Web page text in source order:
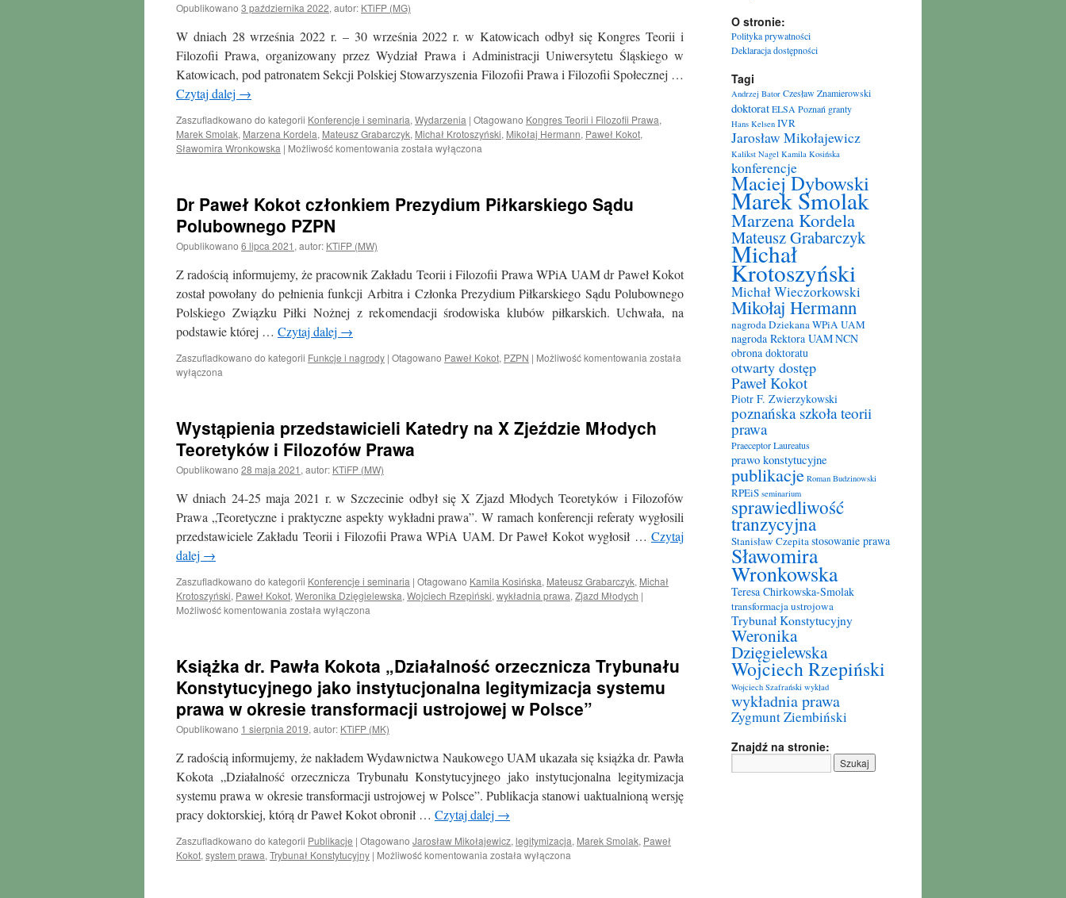
Kongresie
Prawa
Sportowego
i
Socjologii
Opublikowano 3 października 2022, autor: KTiFP (MG)
W dniach 28 września 2022 r. – 30 września 2022 r. w Katowicach odbył się Kongres Teorii i
Filozofii Prawa, organizowany przez Wydział Prawa i Administracji Uniwersytetu Śląskiego w
Katowicach, pod patronatem Sekcji Polskiej Stowarzyszenia Filozofii Prawa i Filozofii Społecznej …
Czytaj dalej →
Zaszufladkowano do kategorii Konferencje i seminaria, Wydarzenia | Otagowano Kongres Teorii i Filozofii Prawa,
Marek Smolak, Marzena Kordela, Mateusz Grabarczyk, Michał Krotoszyński, Mikołaj Hermann, Paweł Kokot,
Sławomira Wronkowska | Możliwość komentowania Członkowie
Teorii
została wyłączona
Dr Paweł Kokot członkiem Prezydium Piłkarskiego Sądu
Polubownego PZPN
Opublikowano 6 lipca 2021 , autor: KTiFP (MW)
Z radością informujemy, że pracownik Zakładu Teorii i Filozofii Prawa WPiA UAM dr Paweł Kokot
został powołany do pełnienia funkcji Arbitra i Członka Prezydium Piłkarskiego Sądu Polubownego
Polskiego Związku Piłki Nożnej z rekomendacji środowiska klubów piłkarskich. Uchwała, na
podstawie której … Czytaj dalej →
Zaszufladkowano do kategorii Funkcje i nagrody | Otagowano Paweł Kokot, PZPN | Możliwość komentowania Dr
Piłkarskiego
została
wyłączona
Wystąpienia przedstawicieli Katedry na X Zjeździe Młodych
Teoretyków i Filozofów Prawa
Opublikowano 28 maja 2021 , autor: KTiFP (MW)
W dniach 24-25 maja 2021 r. w Szczecinie odbył się X Zjazd Młodych Teoretyków i Filozofów
Prawa „Teoretyczne i praktyczne aspekty wykładni prawa”. W ramach konferencji referaty wygłosili
przedstawiciele Zakładu Teorii i Filozofii Prawa WPiA UAM. Dr Paweł Kokot wygłosił … Czytaj
dalej →
Zaszufladkowano do kategorii Konferencje i seminaria | Otagowano Kamila Kosińska, Mateusz Grabarczyk, Michał
Krotoszyński, Paweł Kokot, Weronika Dzięgielewska, Wojciech Rzepiński, wykładnia prawa, Zjazd Młodych |
Możliwość komentowania Wystąpienia
X
Zjeździe
Młodych
Teoretyków
i
Filozofów
Prawa
została wyłączona
Książka dr. Pawła Kokota „Działalność orzecznicza Trybunału
Konstytucyjnego jako instytucjonalna legitymizacja systemu
prawa w okresie transformacji ustrojowej w Polsce”
Opublikowano 1 sierpnia 2019, autor: KTiFP (MK)
Z radością informujemy, że nakładem Wydawnictwa Naukowego UAM ukazała się książka dr. Pawła
Kokota „Działalność orzecznicza Trybunału Konstytucyjnego jako instytucjonalna legitymizacja
systemu prawa w okresie transformacji ustrojowej w Polsce”. Publikacja stanowi uaktualnioną wersję
pracy doktorskiej, którą dr Paweł Kokot obronił … Czytaj dalej →
Zaszufladkowano do kategorii Publikacje | Otagowano Jarosław Mikołajewicz, legitymizacja, Marek Smolak, Paweł
Kokot, system prawa, Trybunał Konstytucyjny | Możliwość komentowania Książka
została wyłączona
O stronie:
Polityka prywatności
Deklaracja dostępności
Tagi
Andrzej Bator Czesław Znamierowski
doktoratELSA Poznań granty
Hans Kelsen IVR
Jarosław Mikołajewicz
Kalikst Nagel Kamila Kosińska
konferencje
Maciej Dybowski
Marek Smolak
Marzena Kordela
Mateusz Grabarczyk
Michał
Krotoszyński
Michał Wieczorkowski
Mikołaj Hermann
nagroda Dziekana WPiA UAM
nagroda Rektora UAMNCN
obrona doktoratu
otwarty dostęp
Paweł Kokot
Piotr F. Zwierzykowski
poznańska szkoła teorii
prawa
Praeceptor Laureatus
prawo konstytucyjne
publikacje Roman Budzinowski
RPEiS seminarium
sprawiedliwość
tranzycyjna
Stanisław Czepitastosowanie prawa
Sławomira
Wronkowska
Teresa Chirkowska-Smolak
transformacja ustrojowa
Trybunał Konstytucyjny
Weronika
Dzięgielewska
Wojciech Rzepiński
Wojciech Szafrański wykład
wykładnia prawa
Zygmunt Ziembiński
Znajdź na stronie: